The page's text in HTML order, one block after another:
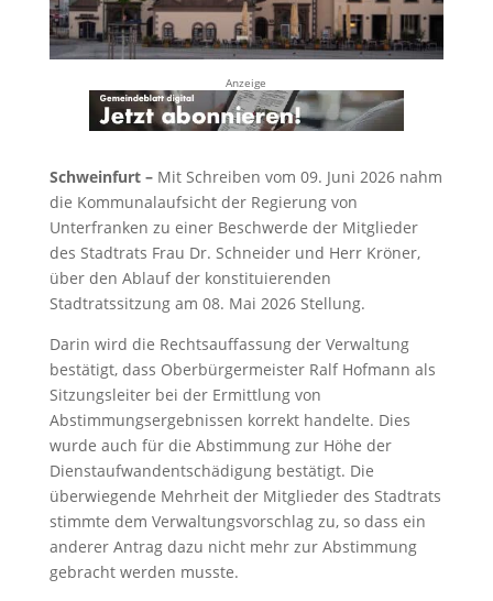
Anzeige
Schweinfurt – Mit Schreiben vom 09. Juni 2026 nahm
die Kommunalaufsicht der Regierung von
Unterfranken zu einer Beschwerde der Mitglieder
des Stadtrats Frau Dr. Schneider und Herr Kröner,
über den Ablauf der konstituierenden
Stadtratssitzung am 08. Mai 2026 Stellung.
Darin wird die Rechtsauffassung der Verwaltung
bestätigt, dass Oberbürgermeister Ralf Hofmann als
Sitzungsleiter bei der Ermittlung von
Abstimmungsergebnissen korrekt handelte. Dies
wurde auch für die Abstimmung zur Höhe der
Dienstaufwandentschädigung bestätigt. Die
überwiegende Mehrheit der Mitglieder des Stadtrats
stimmte dem Verwaltungsvorschlag zu, so dass ein
anderer Antrag dazu nicht mehr zur Abstimmung
gebracht werden musste.